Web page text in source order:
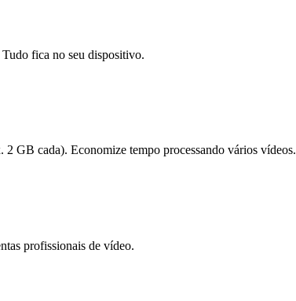
fica no seu dispositivo.
GB cada). Economize tempo processando vários vídeos.
profissionais de vídeo.